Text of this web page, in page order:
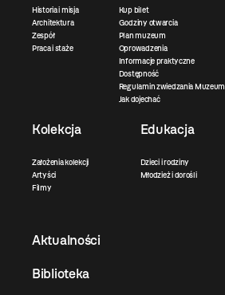
Historia i misja
Architektura
Zespół
Praca i staże
Kup bilet
Godziny otwarcia
Plan muzeum
Oprowadzenia
Informacje praktyczne
Dostępność
Regulamin zwiedzania Muzeum
Jak dojechać
Kolekcja
Założenia kolekcji
Artyści
Filmy
Edukacja
Dzieci i rodziny
Młodzież i dorośli
Aktualności
Biblioteka